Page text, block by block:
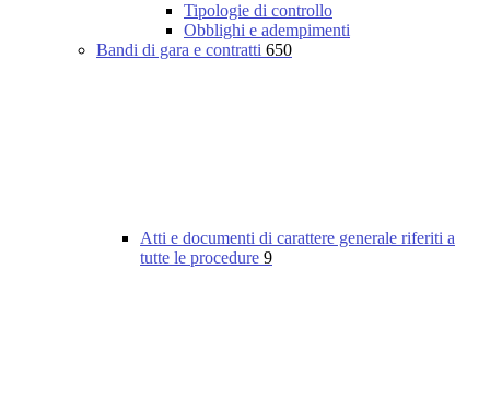
Tipologie di controllo
Obblighi e adempimenti
Bandi di gara e contratti 650
Atti e documenti di carattere generale riferiti a
tutte le procedure 9